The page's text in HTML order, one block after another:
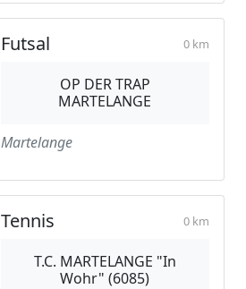
Futsal 0 km
OP DER TRAP
MARTELANGE
Martelange
Tennis 0 km
T.C. MARTELANGE "In
Wohr" (6085)